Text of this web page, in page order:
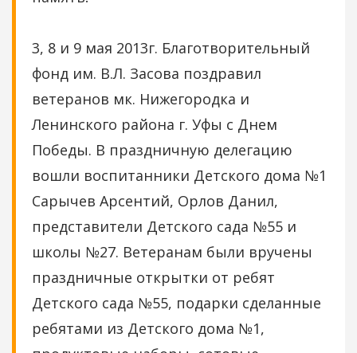
3, 8 и 9 мая 2013г. Благотворительный
фонд им. В.Л. Засова поздравил
ветеранов мк. Нижегородка и
Ленинского района г. Уфы с Днем
Победы. В праздничную делегацию
вошли воспитанники Детского дома №1
Сарычев Арсентий, Орлов Данил,
представители Детского сада №55 и
школы №27. Ветеранам были вручены
праздничные открытки от ребят
Детского сада №55, подарки сделанные
ребятами из Детского дома №1,